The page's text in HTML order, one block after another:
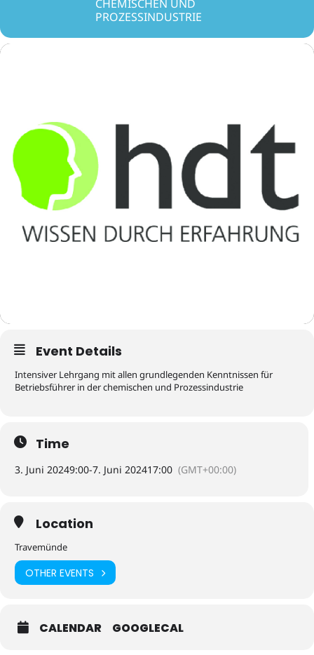
CHEMISCHEN UND
PROZESSINDUSTRIE
Event Details
Intensiver Lehrgang mit allen grundlegenden Kenntnissen für
Betriebsführer in der chemischen und Prozessindustrie
Time
3. Juni 20249:00-7. Juni 202417:00 (GMT+00:00)
Location
Travemünde
OTHER EVENTS
CALENDAR GOOGLECAL